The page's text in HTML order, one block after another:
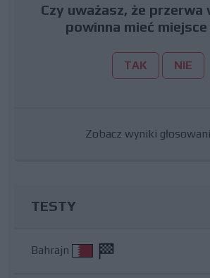
Czy uważasz, że przerwa
powinna mieć
TAK NIE
Zobacz wyniki
TESTY
Bahrajn